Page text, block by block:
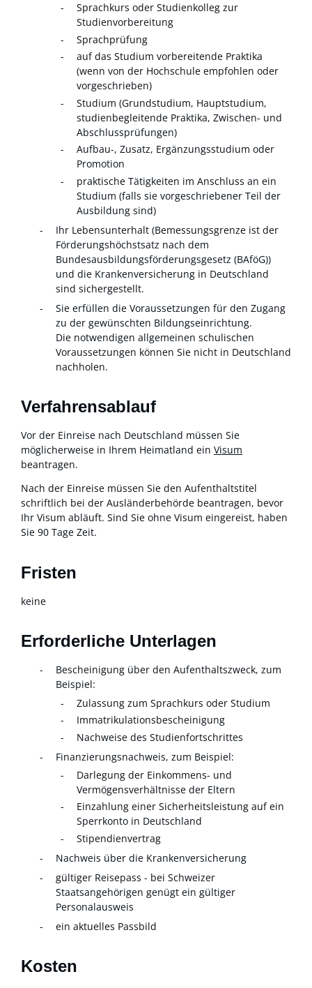
Sprachkurs oder Studienkolleg zur
Studienvorbereitung
Sprachprüfung
auf das Studium vorbereitende Praktika
(wenn von der Hochschule empfohlen oder
vorgeschrieben)
Studium (Grundstudium, Hauptstudium,
studienbegleitende Praktika, Zwischen- und
Abschlussprüfungen)
Aufbau-, Zusatz, Ergänzungsstudium oder
Promotion
praktische Tätigkeiten im Anschluss an ein
Studium (falls sie vorgeschriebener Teil der
Ausbildung sind)
Ihr Lebensunterhalt (Bemessungsgrenze ist der
Förderungshöchstsatz nach dem
Bundesausbildungsförderungsgesetz (BAföG))
und die Krankenversicherung in Deutschland
sind sichergestellt.
Sie erfüllen die Voraussetzungen für den Zugang
zu der gewünschten Bildungseinrichtung.
Die notwendigen allgemeinen schulischen
Voraussetzungen können Sie nicht in Deutschland
nachholen.
Verfahrensablauf
Vor der Einreise nach Deutschland müssen Sie
möglicherweise in Ihrem Heimatland ein Visum
beantragen.
Nach der Einreise müssen Sie den Aufenthaltstitel
schriftlich bei der Ausländerbehörde beantragen, bevor
Ihr Visum abläuft. Sind Sie ohne Visum eingereist, haben
Sie 90 Tage Zeit.
Fristen
keine
Erforderliche Unterlagen
Bescheinigung über den Aufenthaltszweck, zum
Beispiel:
Zulassung zum Sprachkurs oder Studium
Immatrikulationsbescheinigung
Nachweise des Studienfortschrittes
Finanzierungsnachweis, zum Beispiel:
Darlegung der Einkommens- und
Vermögensverhältnisse der Eltern
Einzahlung einer Sicherheitsleistung auf ein
Sperrkonto in Deutschland
Stipendienvertrag
Nachweis über die Krankenversicherung
gültiger Reisepass - bei Schweizer
Staatsangehörigen genügt ein gültiger
Personalausweis
ein aktuelles Passbild
Kosten